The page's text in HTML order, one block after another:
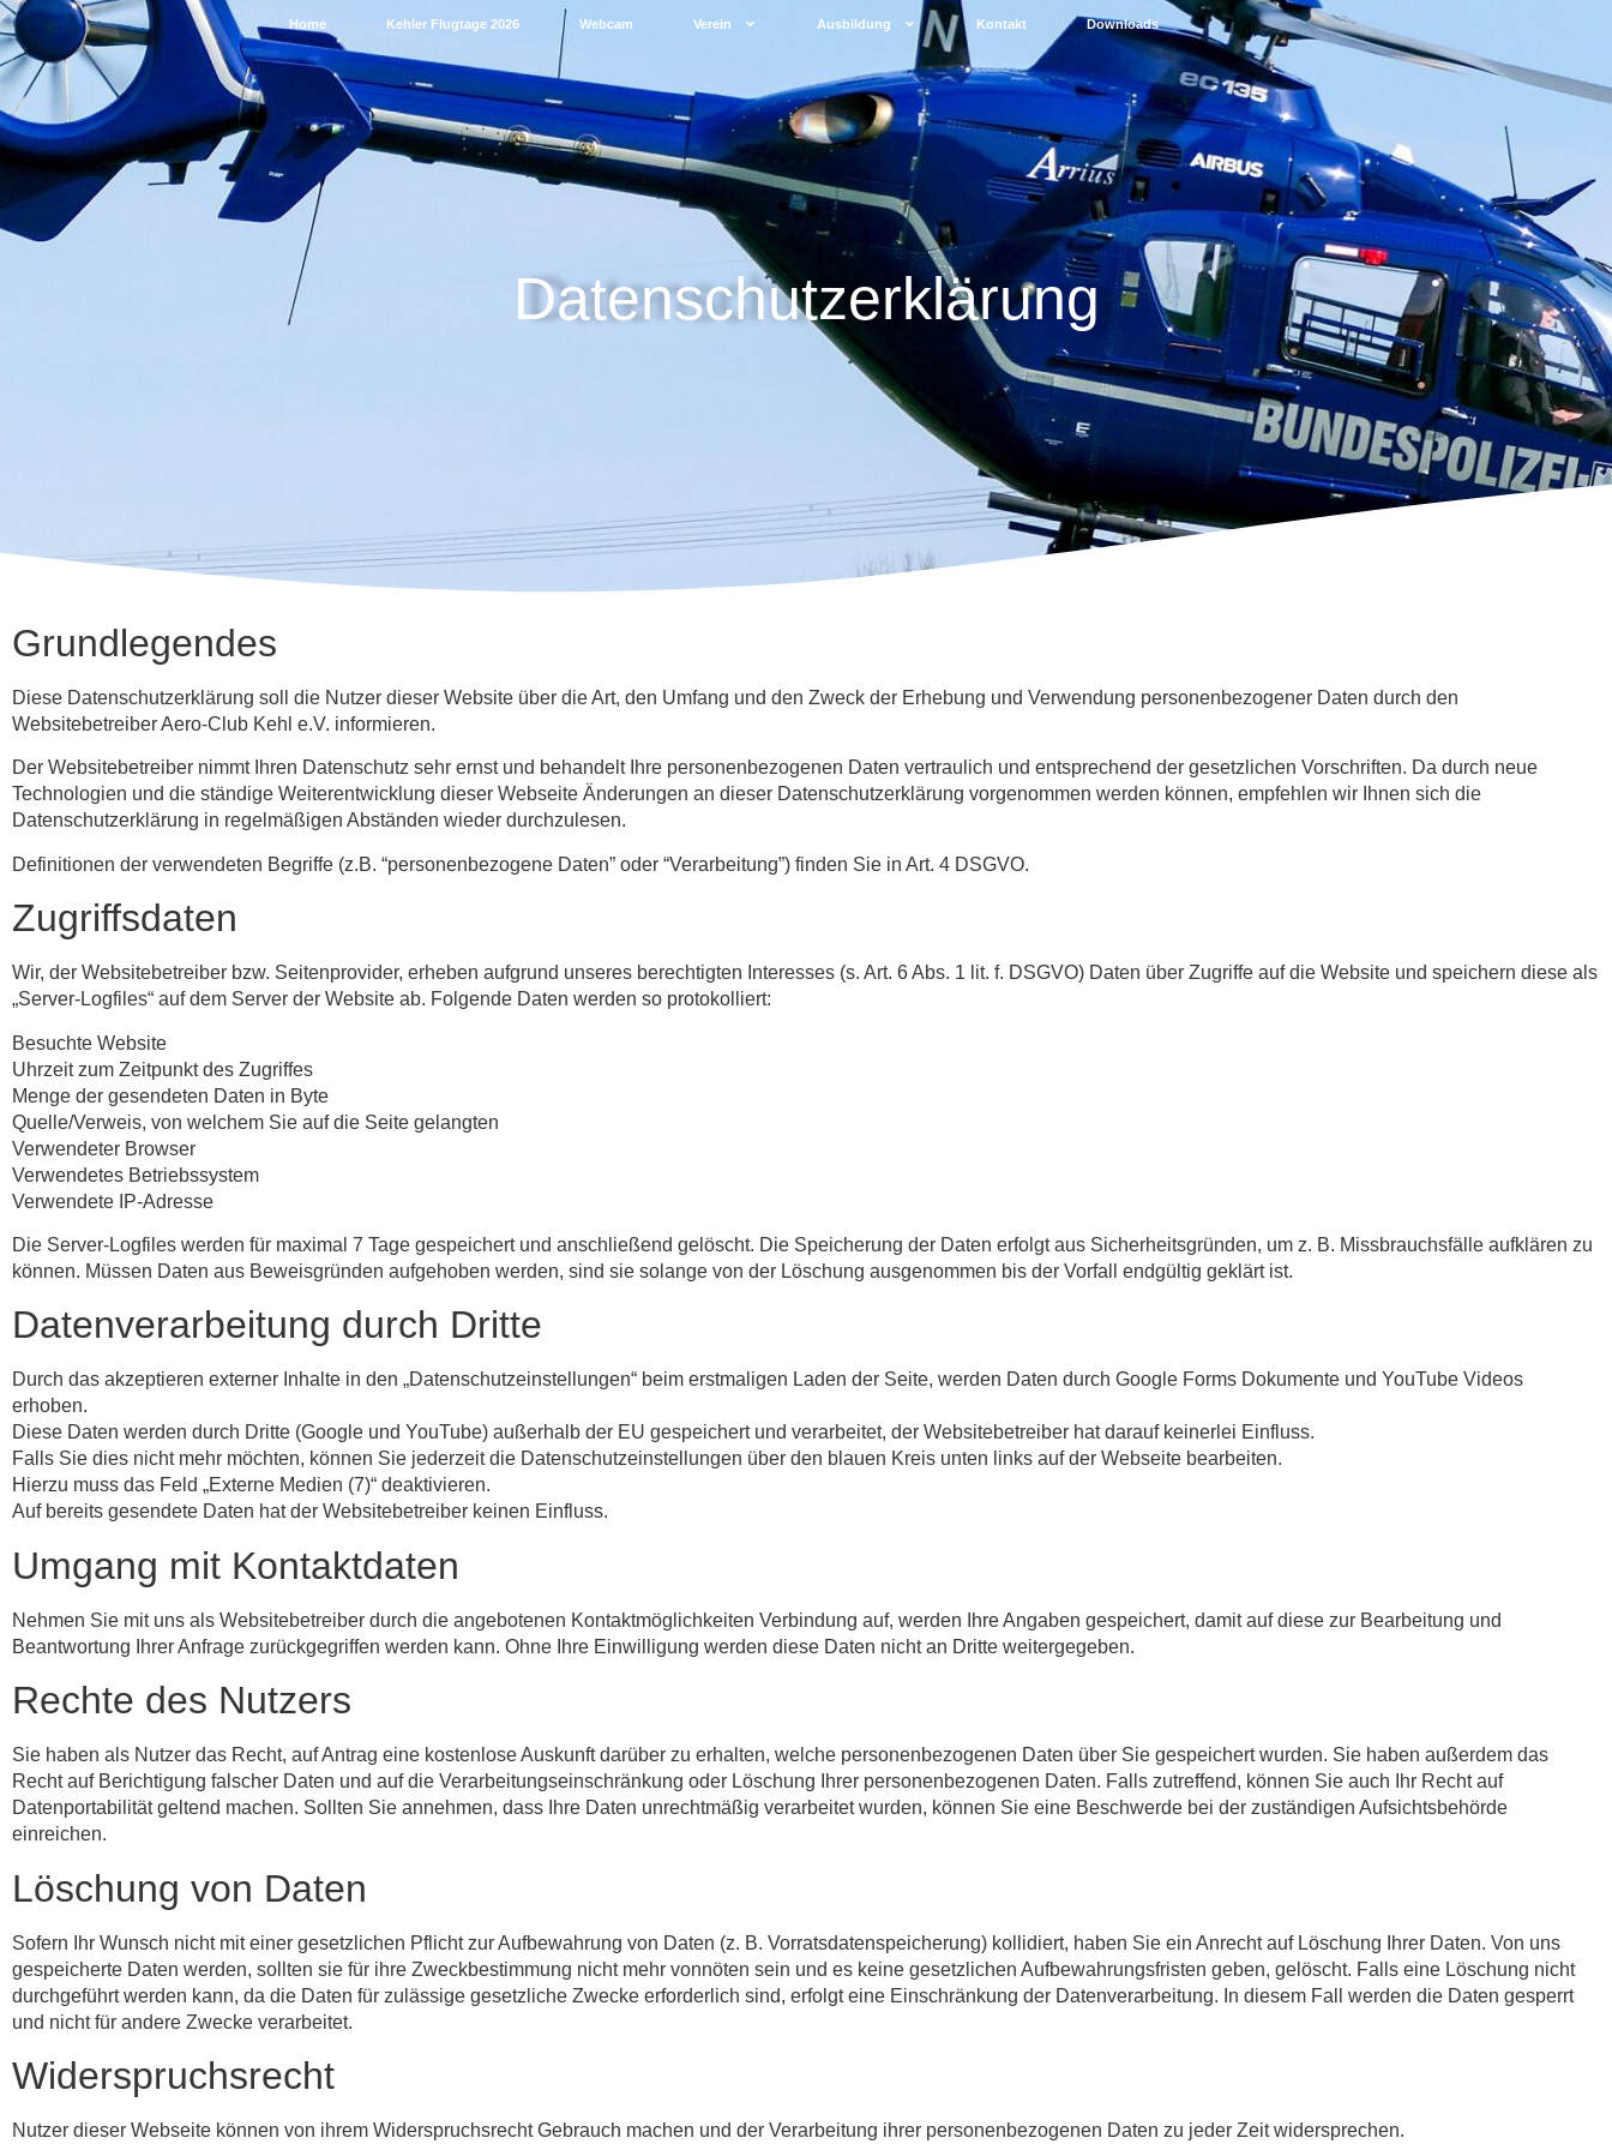
Home Kehler Flugtage 2026 Webcam Verein Ausbildung Kontakt Downloads
Datenschutzerklärung
Grundlegendes
Diese Datenschutzerklärung soll die Nutzer dieser Website über die Art, den Umfang und den Zweck der Erhebung und Verwendung personenbezogener Daten durch den
Websitebetreiber Aero-Club Kehl e.V. informieren.
Der Websitebetreiber nimmt Ihren Datenschutz sehr ernst und behandelt Ihre personenbezogenen Daten vertraulich und entsprechend der gesetzlichen Vorschriften. Da durch neue
Technologien und die ständige Weiterentwicklung dieser Webseite Änderungen an dieser Datenschutzerklärung vorgenommen werden können, empfehlen wir Ihnen sich die
Datenschutzerklärung in regelmäßigen Abständen wieder durchzulesen.
Definitionen der verwendeten Begriffe (z.B. “personenbezogene Daten” oder “Verarbeitung”) finden Sie in Art. 4 DSGVO.
Zugriffsdaten
Wir, der Websitebetreiber bzw. Seitenprovider, erheben aufgrund unseres berechtigten Interesses (s. Art. 6 Abs. 1 lit. f. DSGVO) Daten über Zugriffe auf die Website und speichern diese als
„Server-Logfiles“ auf dem Server der Website ab. Folgende Daten werden so protokolliert:
Besuchte Website
Uhrzeit zum Zeitpunkt des Zugriffes
Menge der gesendeten Daten in Byte
Quelle/Verweis, von welchem Sie auf die Seite gelangten
Verwendeter Browser
Verwendetes Betriebssystem
Verwendete IP-Adresse
Die Server-Logfiles werden für maximal 7 Tage gespeichert und anschließend gelöscht. Die Speicherung der Daten erfolgt aus Sicherheitsgründen, um z. B. Missbrauchsfälle aufklären zu
können. Müssen Daten aus Beweisgründen aufgehoben werden, sind sie solange von der Löschung ausgenommen bis der Vorfall endgültig geklärt ist.
Datenverarbeitung durch Dritte
Durch das akzeptieren externer Inhalte in den „Datenschutzeinstellungen“ beim erstmaligen Laden der Seite, werden Daten durch Google Forms Dokumente und YouTube Videos
erhoben.
Diese Daten werden durch Dritte (Google und YouTube) außerhalb der EU gespeichert und verarbeitet, der Websitebetreiber hat darauf keinerlei Einfluss.
Falls Sie dies nicht mehr möchten, können Sie jederzeit die Datenschutzeinstellungen über den blauen Kreis unten links auf der Webseite bearbeiten.
Hierzu muss das Feld „Externe Medien (7)“ deaktivieren.
Auf bereits gesendete Daten hat der Websitebetreiber keinen Einfluss.
Umgang mit Kontaktdaten
Nehmen Sie mit uns als Websitebetreiber durch die angebotenen Kontaktmöglichkeiten Verbindung auf, werden Ihre Angaben gespeichert, damit auf diese zur Bearbeitung und
Beantwortung Ihrer Anfrage zurückgegriffen werden kann. Ohne Ihre Einwilligung werden diese Daten nicht an Dritte weitergegeben.
Rechte des Nutzers
Sie haben als Nutzer das Recht, auf Antrag eine kostenlose Auskunft darüber zu erhalten, welche personenbezogenen Daten über Sie gespeichert wurden. Sie haben außerdem das
Recht auf Berichtigung falscher Daten und auf die Verarbeitungseinschränkung oder Löschung Ihrer personenbezogenen Daten. Falls zutreffend, können Sie auch Ihr Recht auf
Datenportabilität geltend machen. Sollten Sie annehmen, dass Ihre Daten unrechtmäßig verarbeitet wurden, können Sie eine Beschwerde bei der zuständigen Aufsichtsbehörde
einreichen.
Löschung von Daten
Sofern Ihr Wunsch nicht mit einer gesetzlichen Pflicht zur Aufbewahrung von Daten (z. B. Vorratsdatenspeicherung) kollidiert, haben Sie ein Anrecht auf Löschung Ihrer Daten. Von uns
gespeicherte Daten werden, sollten sie für ihre Zweckbestimmung nicht mehr vonnöten sein und es keine gesetzlichen Aufbewahrungsfristen geben, gelöscht. Falls eine Löschung nicht
durchgeführt werden kann, da die Daten für zulässige gesetzliche Zwecke erforderlich sind, erfolgt eine Einschränkung der Datenverarbeitung. In diesem Fall werden die Daten gesperrt
und nicht für andere Zwecke verarbeitet.
Widerspruchsrecht
Nutzer dieser Webseite können von ihrem Widerspruchsrecht Gebrauch machen und der Verarbeitung ihrer personenbezogenen Daten zu jeder Zeit widersprechen.